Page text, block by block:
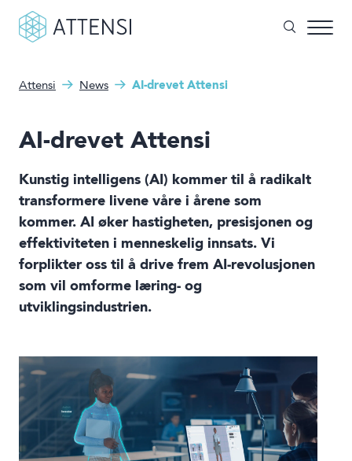
Attensi AI
Kunder
Løsninger og produkter
Om oss
Nyheter
Book en demo
Logg inn
Hva kan vi hjelpe deg med?
Søkefelt
Attensi News AI-drevet Attensi
AI-drevet Attensi
Kunstig intelligens (AI) kommer til å radikalt
transformere livene våre i årene som
kommer. AI øker hastigheten, presisjonen og
effektiviteten i menneskelig innsats. Vi
forplikter oss til å drive frem AI-revolusjonen
som vil omforme læring- og
utviklingsindustrien.